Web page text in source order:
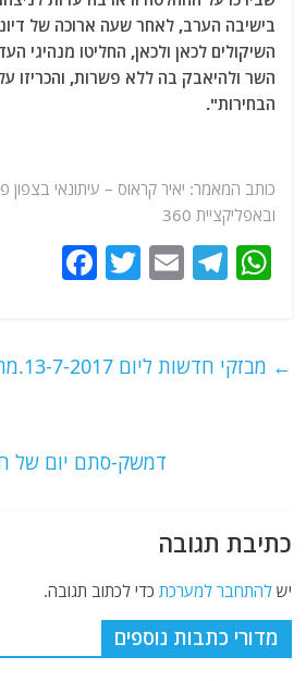
בישיבה הערב, לאחר שעה ארוכה של
השיקולים לכאן ולכאן, החליטו מנהיגי
השר ולהיאבק בה ללא פשרות, והכריזו
הבחירות".
ובאפליקציית 360
W
s
T
g
E
l
T
er
e
o
← מבזקי חדשות ליום 13-7-2017.מתעדכן.
דמשק-סתם יום של
כתיבת תגובה
ישלהתחבר למערכת כדי לכתוב תגובה.
מדורי כתבות נוספים